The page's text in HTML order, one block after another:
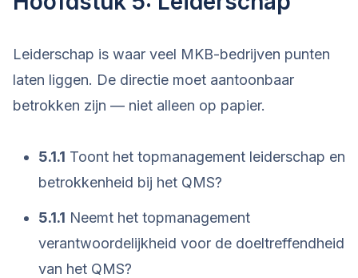
Leiderschap is waar veel MKB-bedrijven punten
laten liggen. De directie moet aantoonbaar
betrokken zijn — niet alleen op papier.
5.1.1 Toont het topmanagement leiderschap en
betrokkenheid bij het QMS?
5.1.1 Neemt het topmanagement
verantwoordelijkheid voor de doeltreffendheid
van het QMS?